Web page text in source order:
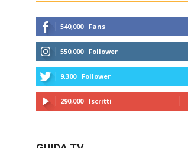
540,000 Fans
550,000 Follower
9,300 Follower
290,000 Iscritti